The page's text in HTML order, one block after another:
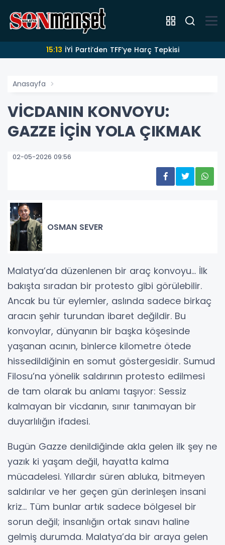
15:13 İYİ Parti’den TFF’ye Harç Tepkisi
Anasayfa
VİCDANIN KONVOYU:
GAZZE İÇİN YOLA ÇIKMAK
02-05-2026 09:56
OSMAN SEVER
Malatya’da düzenlenen bir araç konvoyu… İlk
bakışta sıradan bir protesto gibi görülebilir.
Ancak bu tür eylemler, aslında sadece birkaç
aracın şehir turundan ibaret değildir. Bu
konvoylar, dünyanın bir başka köşesinde
yaşanan acının, binlerce kilometre ötede
hissedildiğinin en somut göstergesidir. Sumud
Filosu’na yönelik saldırının protesto edilmesi
de tam olarak bu anlamı taşıyor: Sessiz
kalmayan bir vicdanın, sınır tanımayan bir
duyarlılığın ifadesi.
Bugün Gazze denildiğinde akla gelen ilk şey ne
yazık ki yaşam değil, hayatta kalma
mücadelesi. Yıllardır süren abluka, bitmeyen
saldırılar ve her geçen gün derinleşen insani
kriz… Tüm bunlar artık sadece bölgesel bir
sorun değil; insanlığın ortak sınavı haline
gelmiş durumda. Malatya’da bir araya gelen